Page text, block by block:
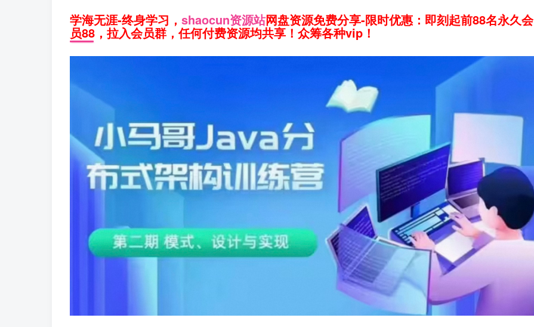
学海无涯-终身学习， shaocun资源站网盘资源免费分享-限时优惠：即刻起前88名永久会
员88，拉入会员群，任何付费资源均共享！众筹各种vip！